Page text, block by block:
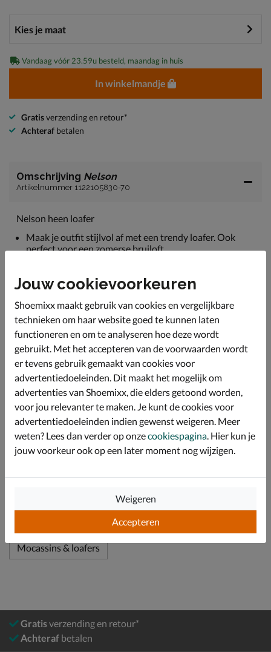
Vandaag vóór 23.59u besteld, maandag in huis
In winkelmandje
Gratisverzending en retour*
Achteraf betalen
Omschrijving Nelson
Artikelnummer 1122105830-70
Nelson heen loafer
Maak je outfit stijlvol af met een trendy loafer. Ook
perfect voor een zomerse bruiloft.
mooi om de voet en neemt een comfortabele pasvorm
aan.
Gevoerd met leer. Dankzij het ademend vermogen van
leer blijven de voeten op aangename temperatuur.
Voorzien van een leren voetbed met foam onderlaag.
Hierdoor ervaar je een fijne demping tijdens het lopen.
Afgewerkt met gripvaste rubberen loopzool. De witte
zool geeft een sportieve touch aan deze klassieke
schoen.
Specificaties
Instapschoenen
Mocassins & loafers
Gratisverzending en retour*
Achteraf betalen
Jouw cookievoorkeuren
Shoemixx maakt gebruik van cookies en vergelijkbare
technieken om haar website goed te kunnen laten
functioneren en om te analyseren hoe deze wordt
gebruikt. Met het accepteren van de voorwaarden wordt
er tevens gebruik gemaakt van cookies voor
advertentiedoeleinden. Dit maakt het mogelijk om
advertenties van Shoemixx, die elders getoond worden,
voor jou relevanter te maken. Je kunt de cookies voor
advertentiedoeleinden indien gewenst weigeren. Meer
weten? Lees dan verder op onzecookiespagina. Hier kun je
jouw voorkeur ook op een later moment nog wijzigen.
Accepteren
Weigeren